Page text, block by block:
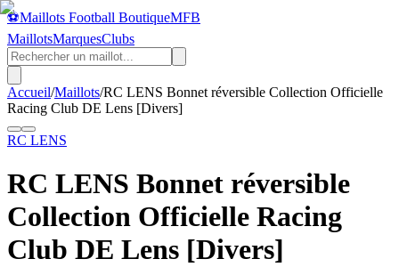
⚽Maillots Football BoutiqueMFB
MaillotsMarquesClubs
Accueil/Maillots/RC LENS Bonnet réversible Collection Officielle
Racing Club DE Lens [Divers]
RC LENS
RC LENS Bonnet réversible
Collection Officielle Racing
Club DE Lens [Divers]